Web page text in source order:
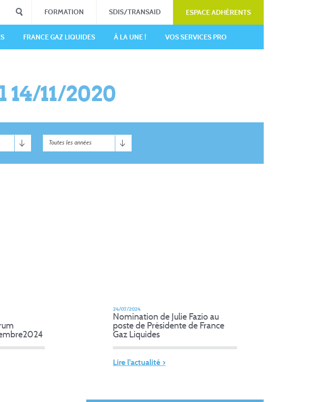
ESPACE ADHÉRENTS
SDIS/TRANSAID
FORMATION
FRANCE GAZ LIQUIDES À LA UNE ! VOS SERVICES PRO
11/2020
24/07/2024
Nomination de Julie Fazio au
poste de Présidente de France
Gaz Liquides
Lire l'actualité >